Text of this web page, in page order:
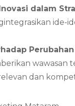
dalam
ide-
wawasan
dan